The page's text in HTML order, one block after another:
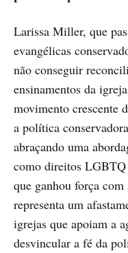
Larissa Miller, que
evangélicas
não conseguir
ensinamentos da
movimento crescente
a política
abraçando uma
como direitos
que ganhou força
representa um
igrejas que apoiam a
desvincular a fé da